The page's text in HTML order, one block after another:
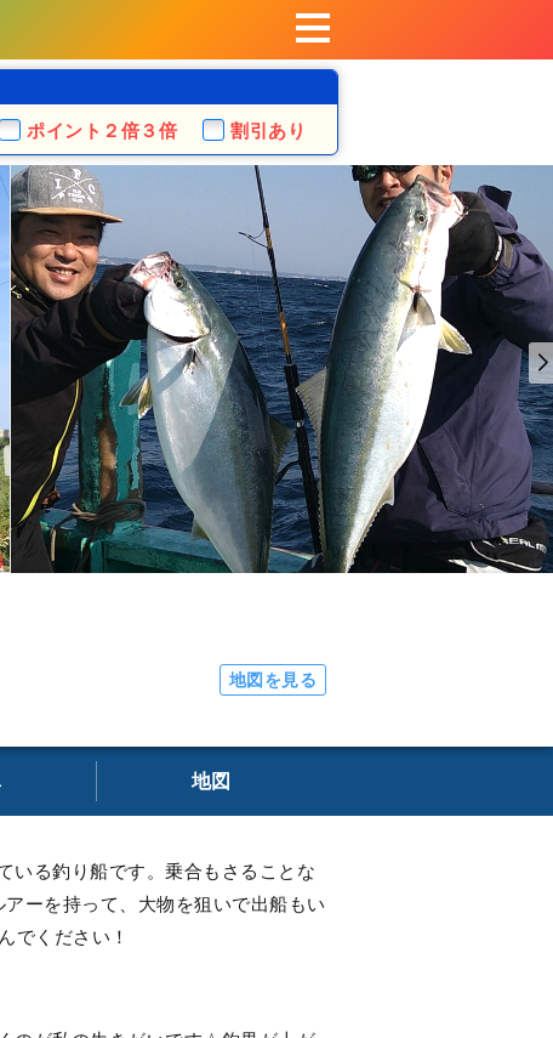
ポイント ２倍３倍 割引あり
地図を見る
地図
いる釣り船です。乗合もさることな
ーを持って、大物を狙いで出船もい
でください！